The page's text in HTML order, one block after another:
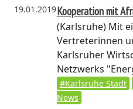
19.01.2019Kooperation mit
(Karlsruhe)Mit
Vertreterinnen
Karlsruher
Netzwerks
#Karlsruhe Stadt
News